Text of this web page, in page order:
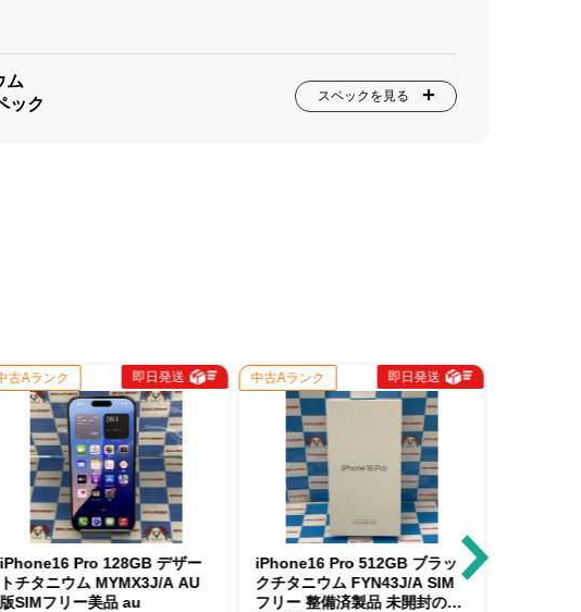
ム
ック
スペックを見る
ンク 即日発送
Pro 128GB デザー
ニウム MYMX3J/A AU
フリー美品 au
中古Aランク 即日発送
iPhone16 Pro 512GB ブラッ
クチタニウム FYN43J/A SIM
フリー 整備済製品 未開封の整
ジャンク品
iPhone16 Pro